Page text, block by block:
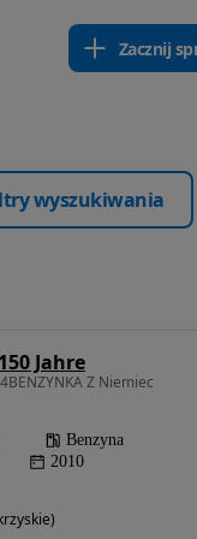
Zacznij
wyszukiwania
Jahre
Z Niemiec
Benzyna
2010